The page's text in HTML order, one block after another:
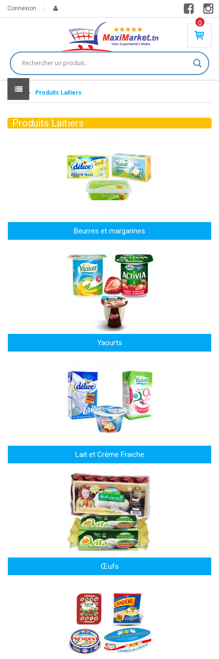
Connexion
0
PR
DU
IT(
S)
0
DT
Home Produits Laitiers
Produits Laitiers
Beurres et margarines
Yaourts
Lait et Crème Fraiche
Œufs